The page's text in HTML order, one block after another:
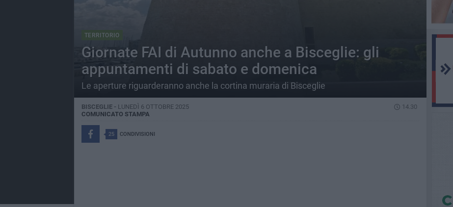
TERRITORIO
Giornate FAI di Autunno anche a Bisceglie: gli
appuntamenti di sabato e domenica
Le aperture riguarderanno anche la cortina muraria di Bisceglie
BISCEGLIE - LUNEDÌ 6 OTTOBRE 2025
14.30
COMUNICATO STAMPA
25 CONDIVISIONI